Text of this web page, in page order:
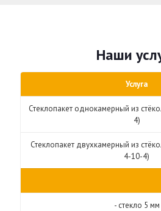
Наши
Услуга
Стеклопакет однокамерный из
4)
Стеклопакет двухкамерный из
4-10-4)
- стекло 5 мм